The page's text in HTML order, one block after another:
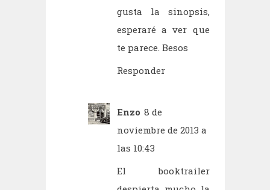
gusta la sinopsis,
esperaré a ver que
te parece. Besos
Responder
Enzo 8 de
noviembre de 2013 a
las 10:43
El booktrailer